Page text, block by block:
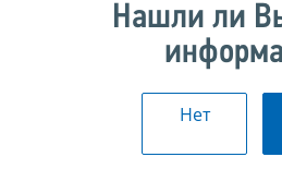
Нашли ли
Нет